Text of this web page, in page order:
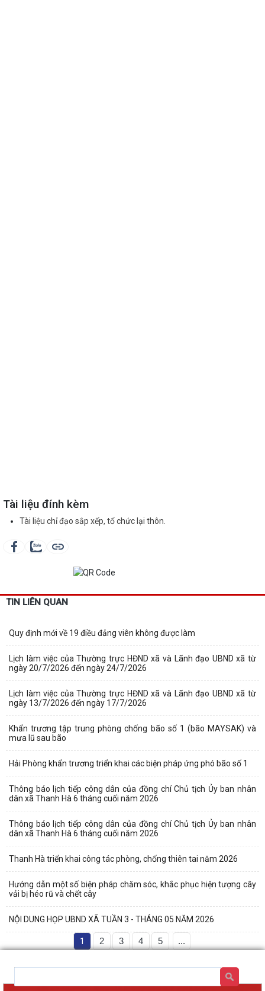
Tài liệu đính kèm
Tài liệu chỉ đạo sắp xếp, tổ chức lại thôn.
TIN LIÊN QUAN
Quy định mới về 19 điều đảng viên không được làm
Lịch làm việc của Thường trực HĐND xã và Lãnh đạo UBND xã từ
ngày 20/7/2026 đến ngày 24/7/2026
Lịch làm việc của Thường trực HĐND xã và Lãnh đạo UBND xã từ
ngày 13/7/2026 đến ngày 17/7/2026
Khẩn trương tập trung phòng chống bão số 1 (bão MAYSAK) và
mưa lũ sau bão
Hải Phòng khẩn trương triển khai các biện pháp ứng phó bão số 1
Thông báo lịch tiếp công dân của đồng chí Chủ tịch Ủy ban nhân
dân xã Thanh Hà 6 tháng cuối năm 2026
Thông báo lịch tiếp công dân của đồng chí Chủ tịch Ủy ban nhân
dân xã Thanh Hà 6 tháng cuối năm 2026
Thanh Hà triển khai công tác phòng, chống thiên tai năm 2026
Hướng dẫn một số biện pháp chăm sóc, khắc phục hiện tượng cây
vải bị héo rũ và chết cây
NỘI DUNG HỌP UBND XÃ TUẦN 3 - THÁNG 05 NĂM 2026
1 2 3 4 5 ...